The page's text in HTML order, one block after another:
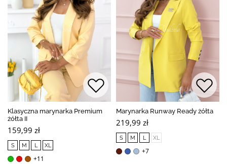
Klasyczna marynarka Premium
żółta II
159,99 zł
S M L XL
+11
Marynarka Runway Ready żółta
219,99 zł
S M L XL
+7